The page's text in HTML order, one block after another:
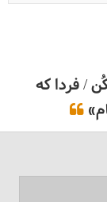
/ فردا که